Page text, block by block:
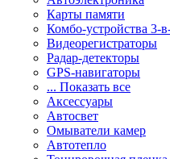
Карты памяти
Комбо-устройства 3-
Видеорегистраторы
Радар-детекторы
GPS-навигаторы
... Показать все
Аксессуары
Автосвет
Омыватели камер
Автотепло